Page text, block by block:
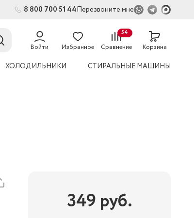
8 800 700 51 44Перезвоните мне
Войти Избранное Сравнение
54
Корзина
ХОЛОДИЛЬНИКИ СТИРАЛЬНЫЕ МАШИНЫ
349 руб.